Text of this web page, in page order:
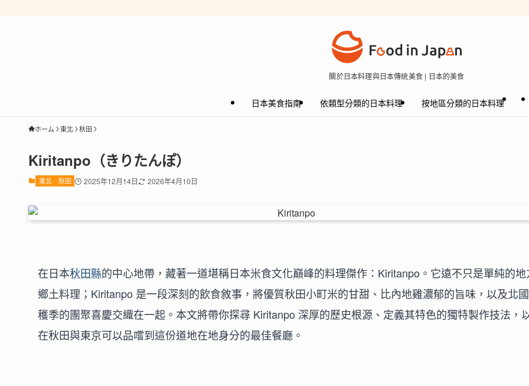
關於日本料理與日本傳統美食 | 日本的美食
日本美食指南 依類型分類的日本料理 按地區分類的日本料理
ホーム 東北 秋田
Kiritanpo（きりたんぽ）
東北 秋田 2025年12月14日 2026年4月10日
在日本秋田縣的中心地帶，藏著一道堪稱日本米食文化巔峰的料理傑作：Kiritanpo。它遠不只是單純的地
鄉土料理；Kiritanpo 是一段深刻的飲食敘事，將優質秋田小町米的甘甜、比內地雞濃郁的旨味，以及北
穫季的團聚喜慶交織在一起。本文將帶你探尋 Kiritanpo 深厚的歷史根源、定義其特色的獨特製作技法，
在秋田與東京可以品嚐到這份道地在地身分的最佳餐廳。